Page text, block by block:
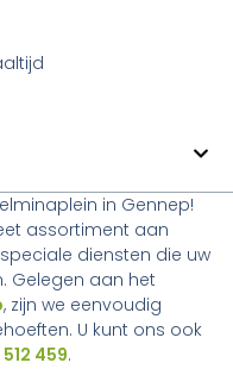
in Gennep!
assortiment aan
diensten die uw
Gelegen aan het
, zijn we eenvoudig
U kunt ons ook
459.